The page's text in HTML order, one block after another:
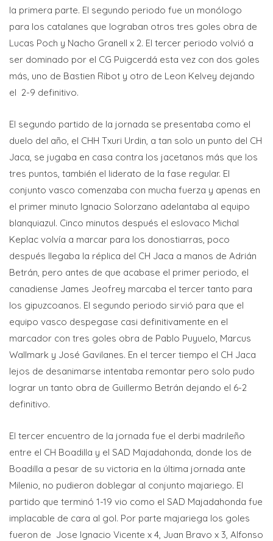
la primera parte. El segundo periodo fue un monólogo
para los catalanes que lograban otros tres goles obra de
Lucas Poch y Nacho Granell x 2. El tercer periodo volvió a
ser dominado por el CG Puigcerdá esta vez con dos goles
más, uno de Bastien Ribot y otro de Leon Kelvey dejando
el 2-9 definitivo.
El segundo partido de la jornada se presentaba como el
duelo del año, el CHH Txuri Urdin, a tan solo un punto del CH
Jaca, se jugaba en casa contra los jacetanos más que los
tres puntos, también el liderato de la fase regular. El
conjunto vasco comenzaba con mucha fuerza y apenas en
el primer minuto Ignacio Solorzano adelantaba al equipo
blanquiazul. Cinco minutos después el eslovaco Michal
Keplac volvía a marcar para los donostiarras, poco
después llegaba la réplica del CH Jaca a manos de Adrián
Betrán, pero antes de que acabase el primer periodo, el
canadiense James Jeofrey marcaba el tercer tanto para
los gipuzcoanos. El segundo periodo sirvió para que el
equipo vasco despegase casi definitivamente en el
marcador con tres goles obra de Pablo Puyuelo, Marcus
Wallmark y José Gavilanes. En el tercer tiempo el CH Jaca
lejos de desanimarse intentaba remontar pero solo pudo
lograr un tanto obra de Guillermo Betrán dejando el 6-2
definitivo.
El tercer encuentro de la jornada fue el derbi madrileño
entre el CH Boadilla y el SAD Majadahonda, donde los de
Boadilla a pesar de su victoria en la última jornada ante
Milenio, no pudieron doblegar al conjunto majariego. El
partido que terminó 1-19 vio como el SAD Majadahonda fue
implacable de cara al gol. Por parte majariega los goles
fueron de Jose Ignacio Vicente x 4, Juan Bravo x 3, Alfonso